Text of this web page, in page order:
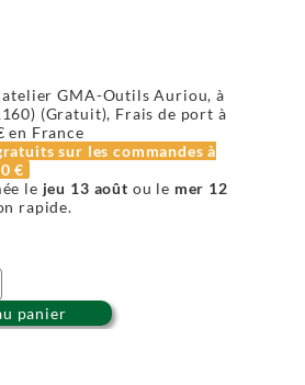
GMA-Outils Auriou, à
(Gratuit), Frais de port à
en France
sur les commandes à
€
le jeu 13 août ou le mer 12
rapide.
panier